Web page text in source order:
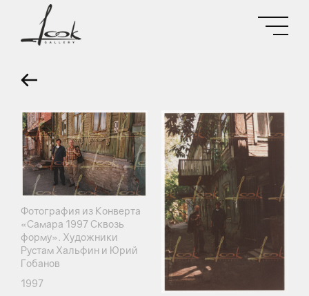
Фотография из Конверта
«Самара 1997 Сквозь
форму». Художники
Рустам Хальфин и Юрий
Гобанов
1997